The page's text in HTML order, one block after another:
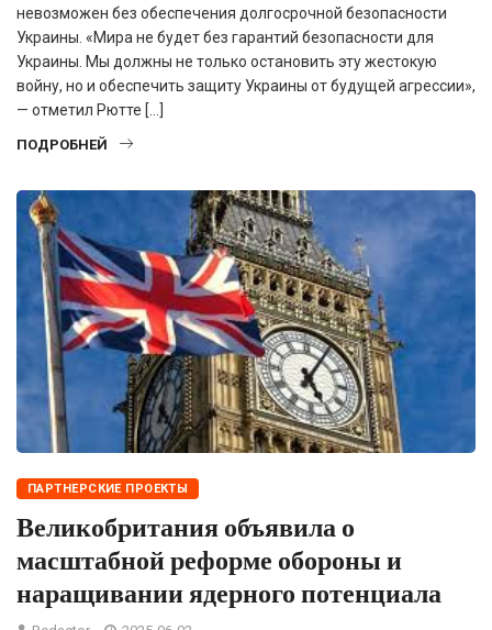
невозможен без обеспечения долгосрочной безопасности
Украины. «Мира не будет без гарантий безопасности для
Украины. Мы должны не только остановить эту жестокую
войну, но и обеспечить защиту Украины от будущей агрессии»,
— отметил Рютте […]
ПОДРОБНЕЙ
ПАРТНЕРСКИЕ ПРОЕКТЫ
Великобритания объявила о
масштабной реформе обороны и
наращивании ядерного потенциала